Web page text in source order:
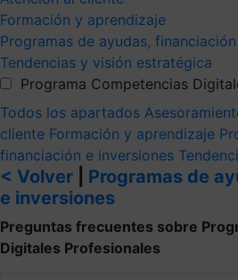
Formación y aprendizaje
Programas de ayudas,
Tendencias y visión estratégica
Programa Competencias
Todos los apartados
cliente Formación y aprendizaje
financiación e inversiones
< Volver
Programas de
e inversiones
Preguntas frecuentes sobre
Digitales Profesionales